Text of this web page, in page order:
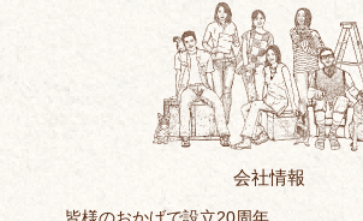
会社情報
皆様のおかげで設立20周年。